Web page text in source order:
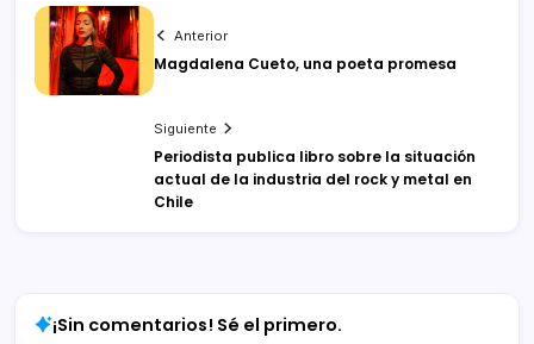
Anterior
Magdalena Cueto, una poeta promesa
Siguiente
Periodista publica libro sobre la situación
actual de la industria del rock y metal en
Chile
¡Sin comentarios! Sé el primero.